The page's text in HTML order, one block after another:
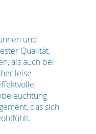
und
Qualität,
als auch bei
leise
das sich